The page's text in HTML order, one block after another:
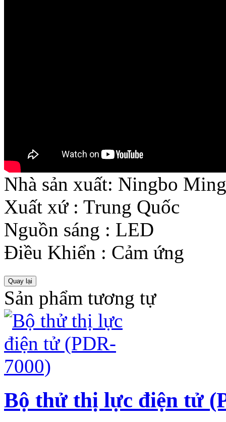
Nhà sản xuất: Ningbo
Xuất xứ: Trung Quốc
Nguồn sáng : LED
Điều Khiển : Cảm ứng
Sản phẩm tương tự
Bộ thử thị lực điện tử